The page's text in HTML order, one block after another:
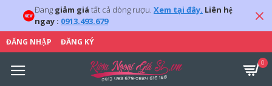
Đang giảm giá tất cả dòng rượu. Xem tại đây. Liên hệ
ngay : 0913.493.679
ĐĂNG NHẬP ĐĂNG KÝ
0